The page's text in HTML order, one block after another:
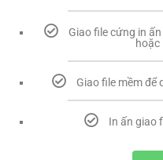
Giao file cứng in
hoặc
Giao file mềm để
In ấn giao